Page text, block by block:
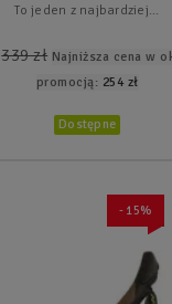
To jeden z najbardziej...
339 zł Najniższa cena w
promocją: 254 zł
Dostępne
- 15%